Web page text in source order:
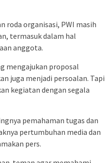
roda organisasi, PWI masih
termasuk dalam hal
anggota.
mengajukan proposal
juga menjadi persoalan. Tapi
kegiatan dengan segala
pemahaman tugas dan
pertumbuhan media dan
pers.